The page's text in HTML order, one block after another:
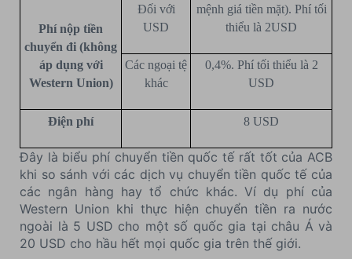
Phí nộp tiền
chuyển đi (không
áp dụng với
Western Union)
Đối với
USD
mệnh giá tiền mặt). Phí tối
thiểu là 2USD
Các ngoại tệ
khác
0,4%. Phí tối thiểu là 2
USD
Điện phí 8 USD
Đây là biểu phí chuyển tiền quốc tế rất tốt của ACB
khi so sánh với các dịch vụ chuyển tiền quốc tế của
các ngân hàng hay tổ chức khác. Ví dụ phí của
Western Union khi thực hiện chuyển tiền ra nước
ngoài là 5 USD cho một số quốc gia tại châu Á và
20 USD cho hầu hết mọi quốc gia trên thế giới.